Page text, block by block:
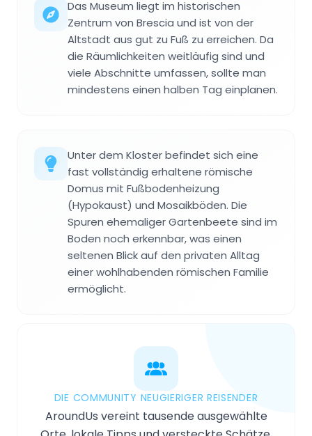
Das Museum liegt im historischen
Zentrum von Brescia und ist von der
Altstadt aus gut zu Fuß zu erreichen. Da
die Räumlichkeiten weitläufig sind und
viele Abschnitte umfassen, sollte man
mindestens einen halben Tag einplanen.
Unter dem Kloster befindet sich eine
fast vollständig erhaltene römische
Domus mit Fußbodenheizung
(Hypokaust) und Mosaikböden. Die
Spuren ehemaliger Gartenbeete sind im
Boden noch erkennbar, was einen
seltenen Blick auf den privaten Alltag
einer wohlhabenden römischen Familie
ermöglicht.
DIE COMMUNITY NEUGIERIGER REISENDER
AroundUs vereint tausende ausgewählte